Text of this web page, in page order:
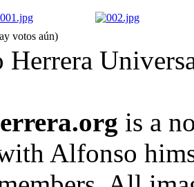
votos aún)
is a
Alfonso